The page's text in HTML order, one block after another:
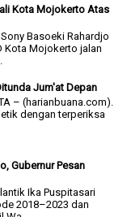
Kota Mojokerto Atas
Basoeki Rahardjo
Kota Mojokerto jalan
Jum'at Depan
– (harianbuana.com).
dengan terperiksa
Gubernur Pesan
Ika Puspitasari
2018–2023 dan